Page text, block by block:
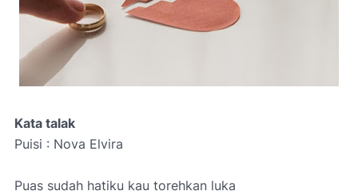
Kata talak
Puisi : Nova Elvira
Puas sudah hatiku kau torehkan luka